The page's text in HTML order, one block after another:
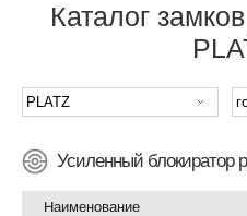
Каталог
Усиленный блокиратор
Наименование